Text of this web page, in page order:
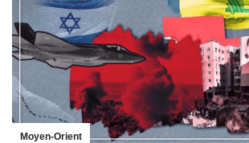
Moyen-Orient